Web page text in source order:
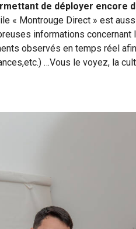
de déployer encore
« Montrouge Direct » est
informations concernant
observés en temps réel
…Vous le voyez, la